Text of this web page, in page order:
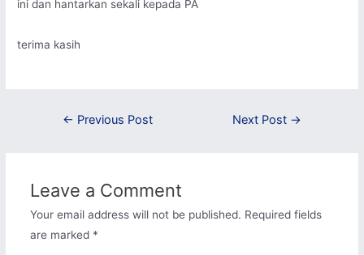
ini dan hantarkan sekali kepada PA
terima kasih
Post← Previous Post Next Post →
Leave a Comment
Your email address will not be published. Required fields
are marked *